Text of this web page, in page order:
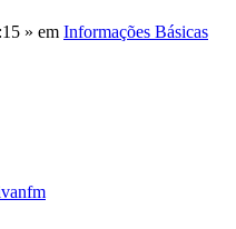
» em Informações Básicas